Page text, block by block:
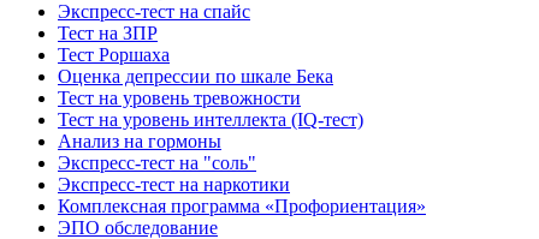
Экспресс-тест на спайс
Тест на ЗПР
Тест Роршаха
Оценка депрессии по шкале Бека
Тест на уровень тревожности
Тест на уровень интеллекта (IQ-тест)
Анализ на гормоны
Экспресс-тест на "соль"
Экспресс-тест на наркотики
Комплексная программа «Профориентация»
ЭПО обследование